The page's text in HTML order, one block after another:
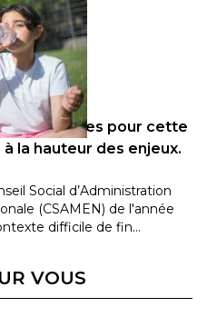
attendues pour cette
à la hauteur des enjeux.
Social d’Administration
(CSAMEN) de l'année
difficile de fin…
VOUS